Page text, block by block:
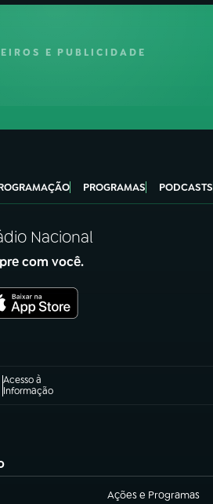
E PUBLICIDADE
PROGRAMAS PODCASTS
Nacional
com você.
Acesso à
Informação
Ações e Programas
(abre em nova aba)